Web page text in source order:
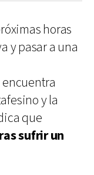
horas
y pasar a una
encuentra
y la
que
sufrir un